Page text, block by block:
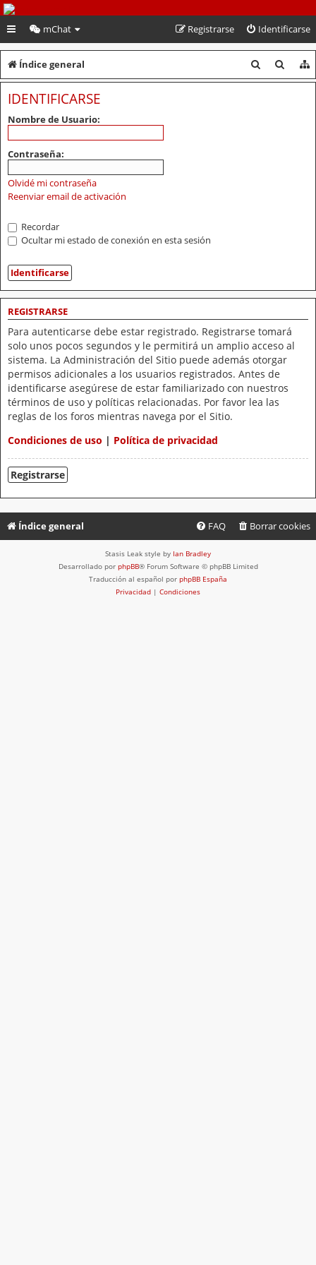
PeruVoley.com
mChat Identificarse
Registrarse
Índice general
u
u
IDENTIFICARSE
Nombre de Usuario:
Contraseña:
Olvidé mi contraseña
Reenviar email de activación
Recordar
Ocultar mi estado de conexión en esta sesión
REGISTRARSE
Para autenticarse debe estar registrado. Registrarse tomará
solo unos pocos segundos y le permitirá un amplio acceso al
sistema. La Administración del Sitio puede además otorgar
permisos adicionales a los usuarios registrados. Antes de
identificarse asegúrese de estar familiarizado con nuestros
términos de uso y políticas relacionadas. Por favor lea las
reglas de los foros mientras navega por el Sitio.
Condiciones de uso | Política de privacidad
Registrarse
Índice general Borrar cookies
FAQ
Stasis Leak style by Ian Bradley
Desarrollado por phpBB® Forum Software © phpBB Limited
Traducción al español por phpBB España
Privacidad | Condiciones